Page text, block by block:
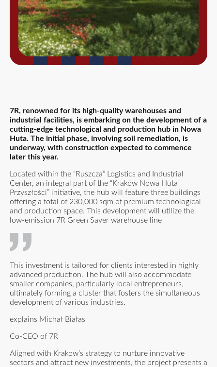
7R, renowned for its high-quality warehouses and
industrial facilities, is embarking on the development of a
cutting-edge technological and production hub in Nowa
Huta. The initial phase, involving soil remediation, is
underway, with construction expected to commence
later this year.
Located within the “Ruszcza” Logistics and Industrial
Center, an integral part of the “Kraków Nowa Huta
Przyszłości” initiative, the hub will feature three buildings
offering a total of 230,000 sqm of premium technological
and production space. This development will utilize the
low-emission 7R Green Saver warehouse line
This investment is tailored for clients interested in highly
advanced production. The hub will also accommodate
smaller companies, particularly local entrepreneurs,
ultimately forming a cluster that fosters the simultaneous
development of various industries.
explains Michał Białas
Co-CEO of 7R
Aligned with Krakow’s strategy to nurture innovative
sectors and attract new investments, the project presents a